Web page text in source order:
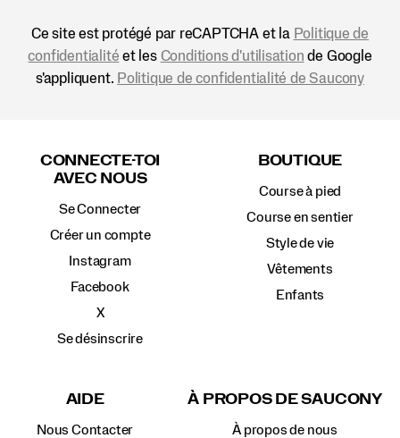
Ce site est protégé par reCAPTCHA et la Politique de
confidentialité et les Conditions d'utilisation de Google
s'appliquent. Politique de confidentialité de Saucony
CONNECTE-TOI
AVEC NOUS
Se Connecter
Créer un compte
Instagram
Facebook
X
Se désinscrire
BOUTIQUE
Course à pied
Course en sentier
Style de vie
Vêtements
Enfants
AIDE
Nous Contacter
À PROPOS DE SAUCONY
À propos de nous